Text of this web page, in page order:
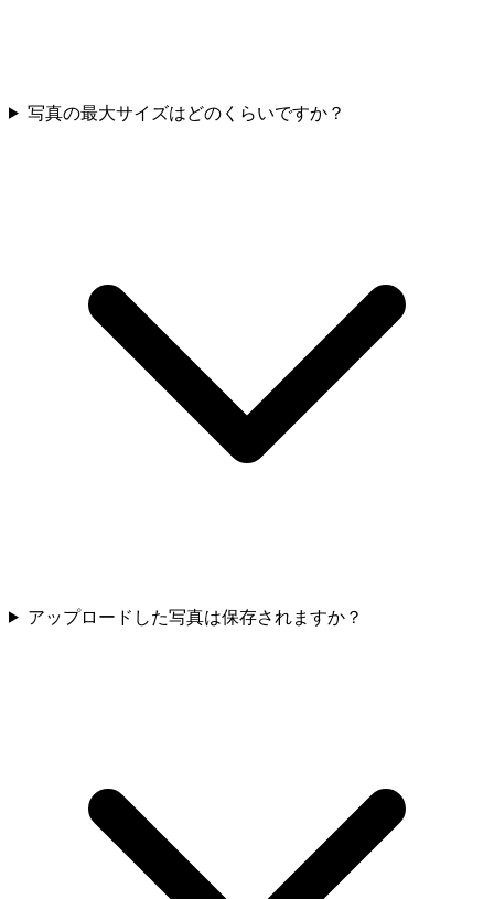
写真の最大サイズはどのくらいですか？
アップロードした写真は保存されますか？